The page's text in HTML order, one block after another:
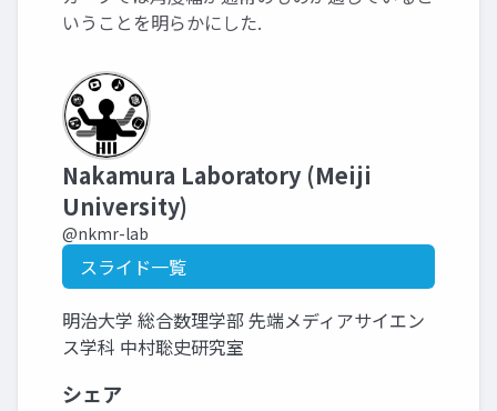
いうことを明らかにした.
Nakamura Laboratory (Meiji
University)
@nkmr-lab
スライド一覧
明治大学 総合数理学部 先端メディアサイエン
ス学科 中村聡史研究室
シェア